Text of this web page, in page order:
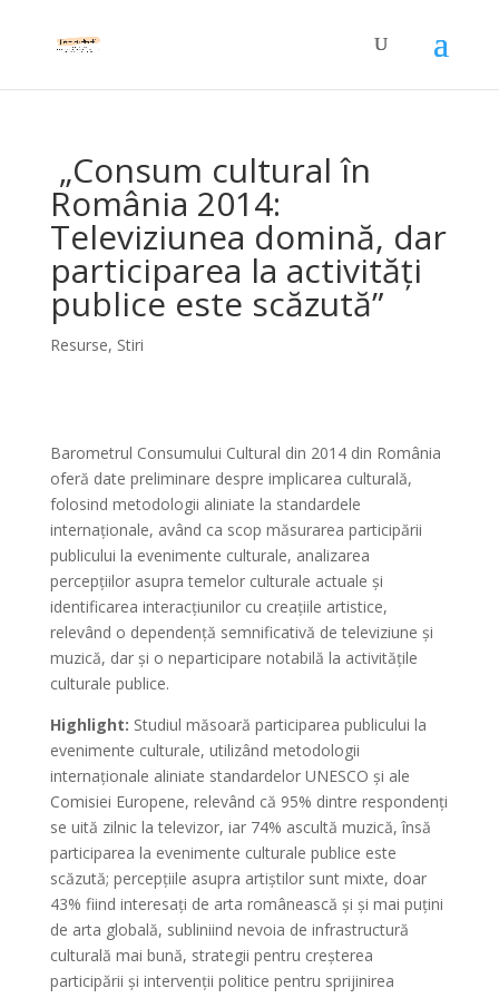
„Consum cultural în
România 2014:
Televiziunea domină, dar
participarea la activități
publice este scăzută”
Resurse, Stiri
Barometrul Consumului Cultural din 2014 din România
oferă date preliminare despre implicarea culturală,
folosind metodologii aliniate la standardele
internaționale, având ca scop măsurarea participării
publicului la evenimente culturale, analizarea
percepțiilor asupra temelor culturale actuale și
identificarea interacțiunilor cu creațiile artistice,
relevând o dependență semnificativă de televiziune și
muzică, dar și o neparticipare notabilă la activitățile
culturale publice.
Highlight: Studiul măsoară participarea publicului la
evenimente culturale, utilizând metodologii
internaționale aliniate standardelor UNESCO și ale
Comisiei Europene, relevând că 95% dintre respondenți
se uită zilnic la televizor, iar 74% ascultă muzică, însă
participarea la evenimente culturale publice este
scăzută; percepțiile asupra artiștilor sunt mixte, doar
43% fiind interesați de arta românească și și mai puțini
de arta globală, subliniind nevoia de infrastructură
culturală mai bună, strategii pentru creșterea
participării și intervenții politice pentru sprijinirea